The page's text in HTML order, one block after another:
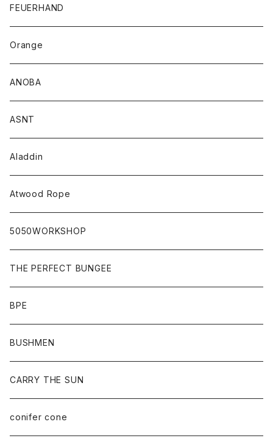
FEUERHAND
Orange
ANOBA
ASNT
Aladdin
Atwood Rope
5050WORKSHOP
THE PERFECT BUNGEE
BPE
BUSHMEN
CARRY THE SUN
conifer cone